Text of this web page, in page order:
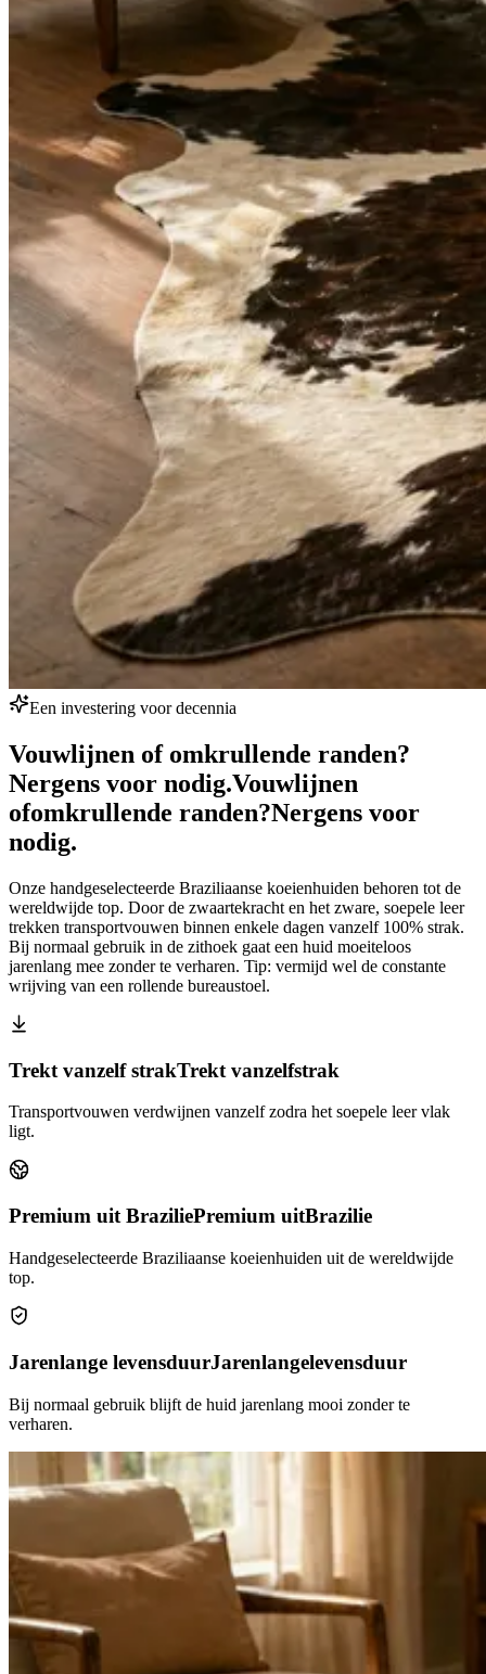
Een investering voor decennia
Vouwlijnen of omkrullende randen?
Nergens voor nodig.Vouwlijnen
ofomkrullende randen?Nergens voor
nodig.
Onze handgeselecteerde Braziliaanse koeienhuiden behoren tot de
wereldwijde top. Door de zwaartekracht en het zware, soepele leer
trekken transportvouwen binnen enkele dagen vanzelf 100% strak.
Bij normaal gebruik in de zithoek gaat een huid moeiteloos
jarenlang mee zonder te verharen. Tip: vermijd wel de constante
wrijving van een rollende bureaustoel.
Trekt vanzelf strakTrekt vanzelfstrak
Transportvouwen verdwijnen vanzelf zodra het soepele leer vlak
ligt.
Premium uit BraziliePremium uitBrazilie
Handgeselecteerde Braziliaanse koeienhuiden uit de wereldwijde
top.
Jarenlange levensduurJarenlangelevensduur
Bij normaal gebruik blijft de huid jarenlang mooi zonder te
verharen.